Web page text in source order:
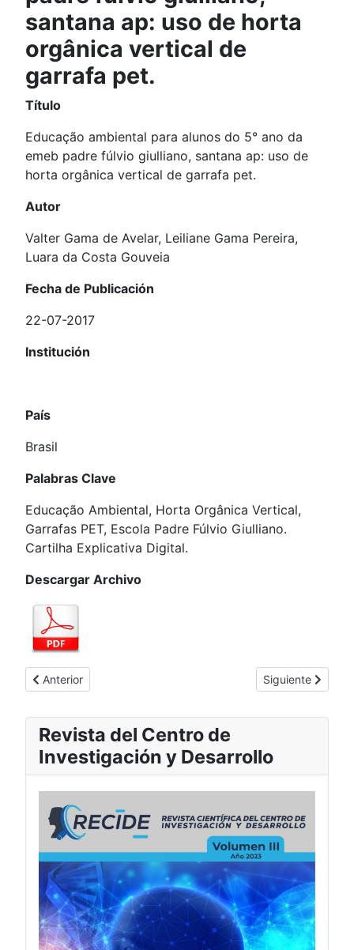
santana ap: uso de horta
orgânica vertical de
garrafa pet.
Título
Educação ambiental para alunos do 5° ano da
emeb padre fúlvio giulliano, santana ap: uso de
horta orgânica vertical de garrafa pet.
Autor
Valter Gama de Avelar, Leiliane Gama Pereira,
Luara da Costa Gouveia
Fecha de Publicación
22-07-2017
Institución
País
Brasil
Palabras Clave
Educação Ambiental, Horta Orgânica Vertical,
Garrafas PET, Escola Padre Fúlvio Giulliano.
Cartilha Explicativa Digital.
Descargar Archivo
Artículo anterior: Utilização de software autocad como
Anterior Artículo
Siguiente
Revista del Centro de
Investigación y Desarrollo